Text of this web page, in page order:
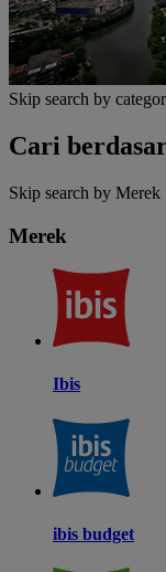
Skip search by
Cari
Skip search by Merek
Merek
Ibis
ibis budget